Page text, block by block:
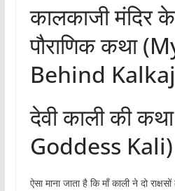
कालकाजी मंदिर
पौराणिक कथा
Behind
देवी काली की
Goddess Kali)
ऐसा माना जाता है कि माँ काली ने दो